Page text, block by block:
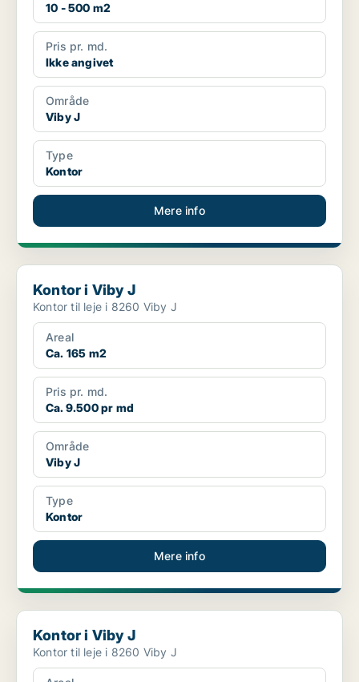
10 - 500 m2
Pris pr. md.
Ikke angivet
Område
Viby J
Type
Kontor
Mere info
Kontor i Viby J
Kontor i Viby J
Kontor til leje i 8260 Viby J
Areal
Ca. 165 m2
Pris pr. md.
Ca. 9.500 pr md
Område
Viby J
Type
Kontor
Mere info
Kontor i Viby J
Kontor i Viby J
Kontor til leje i 8260 Viby J